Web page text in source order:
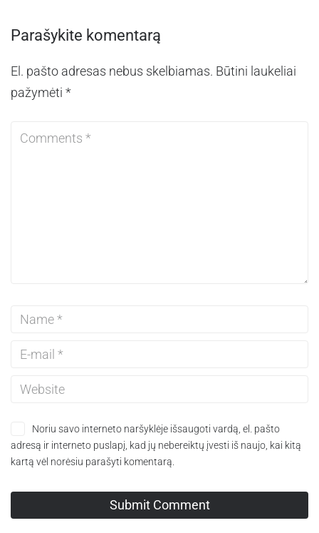
Parašykite komentarą
El. pašto adresas nebus skelbiamas. Būtini laukeliai
pažymėti *
Noriu savo interneto naršyklėje išsaugoti vardą, el. pašto
adresą ir interneto puslapį, kad jų nebereiktų įvesti iš naujo, kai kitą
kartą vėl norėsiu parašyti komentarą.